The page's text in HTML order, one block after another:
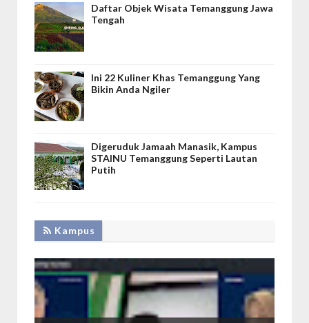
Daftar Objek Wisata Temanggung Jawa
Tengah
Ini 22 Kuliner Khas Temanggung Yang
Bikin Anda Ngiler
Digeruduk Jamaah Manasik, Kampus
STAINU Temanggung Seperti Lautan
Putih
Kampus